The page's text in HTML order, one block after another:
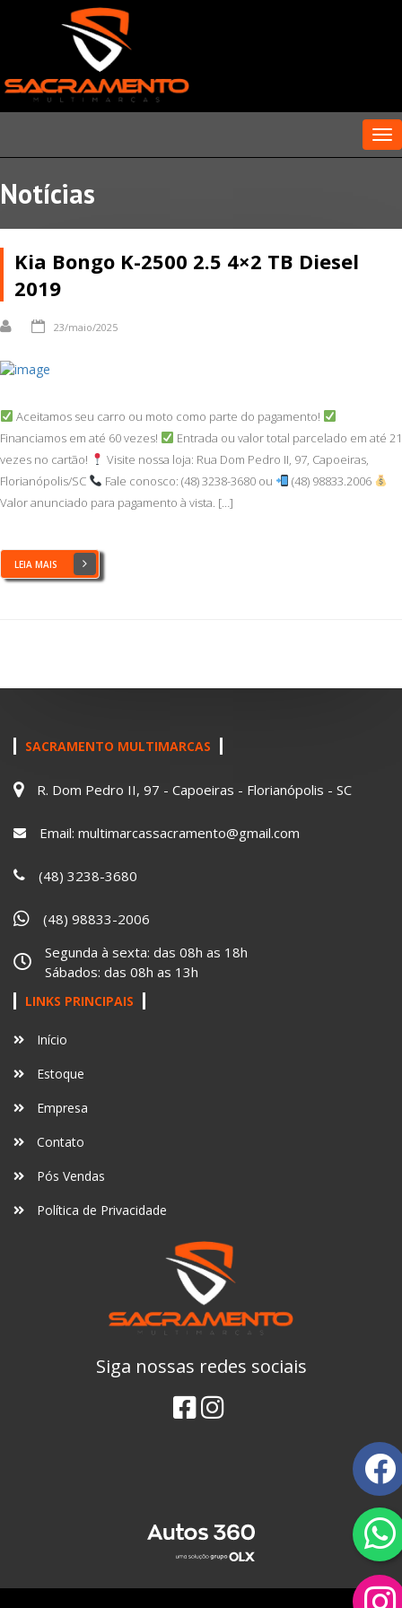
Notícias
Kia Bongo K-2500 2.5 4×2 TB Diesel
2019
23/maio/2025
Aceitamos seu carro ou moto como parte do pagamento!
Financiamos em até 60 vezes!
Entrada ou valor total parcelado em até 21
vezes no cartão!
Visite nossa loja: Rua Dom Pedro II, 97, Capoeiras,
Florianópolis/SC
Fale conosco: (48) 3238-3680 ou
(48) 98833.2006
Valor anunciado para pagamento à vista. […]
LEIA MAIS
SACRAMENTO MULTIMARCAS
R. Dom Pedro II, 97 - Capoeiras - Florianópolis - SC
Email: multimarcassacramento@gmail.com
(48) 3238-3680
(48) 98833-2006
Segunda à sexta: das 08h as 18h
Sábados: das 08h as 13h
LINKS PRINCIPAIS
Início
Estoque
Empresa
Contato
Pós Vendas
Política de Privacidade
Siga nossas redes sociais